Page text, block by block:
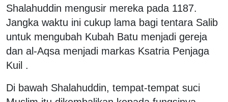
Shalahuddin mengusir mereka pada 1187.
Jangka waktu ini cukup lama bagi tentara Salib
untuk mengubah Kubah Batu menjadi gereja
dan al-Aqsa menjadi markas Ksatria Penjaga
Kuil .
Di bawah Shalahuddin, tempat-tempat suci